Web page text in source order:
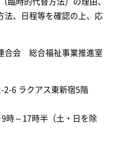
法、日程等を確認の上、応
合会 総合福祉事業推進室
2-6 ラクアス東新宿5階
～17時半（土・日を除